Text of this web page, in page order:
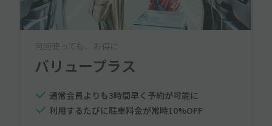
何回使っても、お得に
バリュープラス
通常会員よりも3時間早く予約が可能に
利用するたびに駐車料金が常時10%OFF